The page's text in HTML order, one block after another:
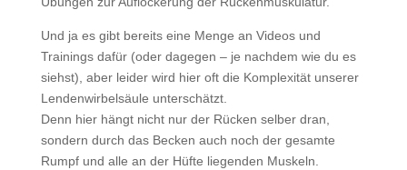
Und ja es gibt bereits eine Menge an Videos und
Trainings dafür (oder dagegen – je nachdem wie du es
siehst), aber leider wird hier oft die Komplexität unserer
Lendenwirbelsäule unterschätzt.
Denn hier hängt nicht nur der Rücken selber dran,
sondern durch das Becken auch noch der gesamte
Rumpf und alle an der Hüfte liegenden Muskeln.